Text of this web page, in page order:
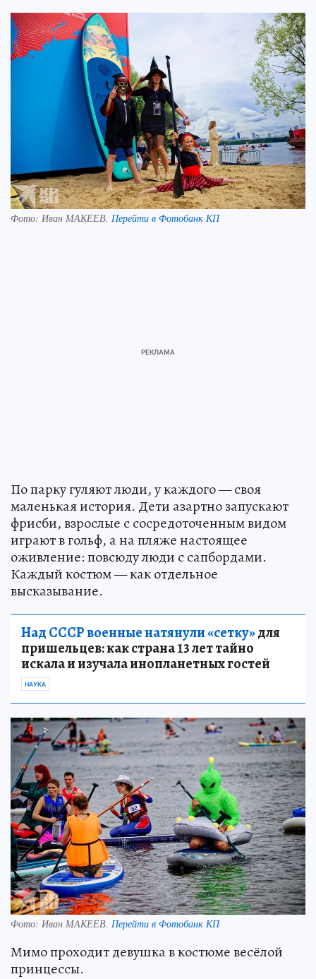
Фото: Иван МАКЕЕВ. Перейти в Фотобанк КП
По парку гуляют люди, у каждого — своя
маленькая история. Дети азартно запускают
фрисби, взрослые с сосредоточенным видом
играют в гольф, а на пляже настоящее
оживление: повсюду люди с сапбордами.
Каждый костюм — как отдельное
высказывание.
Над СССР военные натянули «сетку»для
пришельцев: как страна 13 лет тайно
искала и изучала инопланетных гостей
НАУКА
Фото: Иван МАКЕЕВ. Перейти в Фотобанк КП
Мимо проходит девушка в костюме весёлой
принцессы.